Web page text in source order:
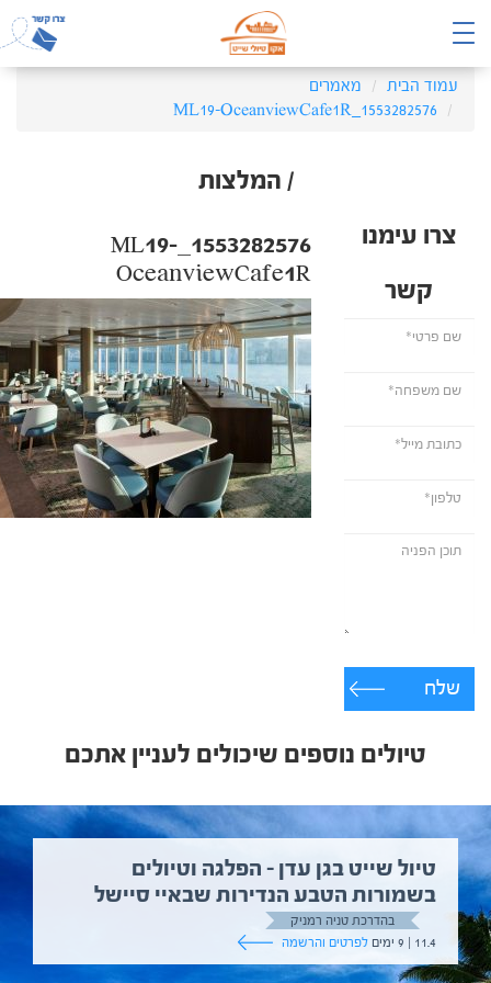
עמוד הבית
מאמרים
1553282576_ML19-OceanviewCafe1R
/ המלצות
צרו עימנו
קשר
שלח
1553282576_ML19-
OceanviewCafe1R
טיולים נוספים שיכולים לעניין אתכם
טיול שייט בגן עדן – הפלגה וטיולים
בשמורות הטבע הנדירות שבאיי סיישל
בהדרכת טניה רמניק
11.4 | 9 ימים
לפרטים והרשמה